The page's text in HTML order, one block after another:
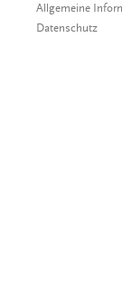
Allgemeine
Datenschutz